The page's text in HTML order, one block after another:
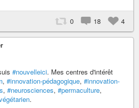
0 18 4
#nouvelleici. Mes centres d'intérêt
, #innovation-pédagogique, #innovation-
, #neurosciences, #permaculture,
.